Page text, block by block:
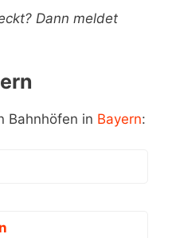
Dann meldet
Bahnhöfen in Bayern: